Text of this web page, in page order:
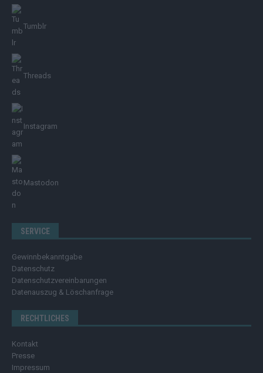
Tumblr
Threads
Instagram
Mastodon
SERVICE
Gewinnbekanntgabe
Datenschutz
Datenschutzvereinbarungen
Datenauszug & Löschanfrage
RECHTLICHES
Kontakt
Presse
Impressum